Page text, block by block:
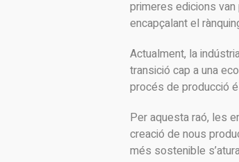
primeres edicions
encapçalant el
Actualment, la
transició cap a una
procés de producció
Per aquesta raó, les
creació de nous
més sostenible